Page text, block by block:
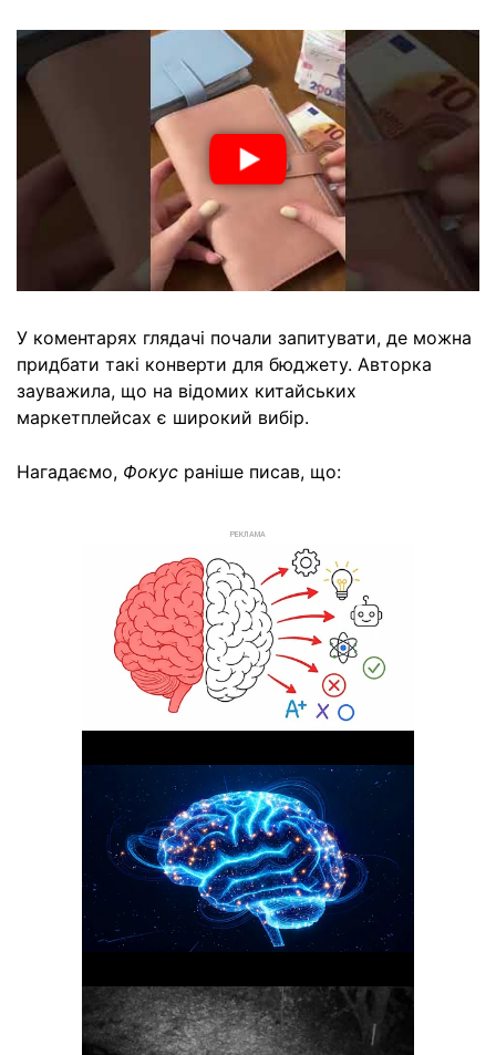
У коментарях глядачі почали запитувати, де можна
придбати такі конверти для бюджету. Авторка
зауважила, що на відомих китайських
маркетплейсах є широкий вибір.
Нагадаємо, Фокус раніше писав, що:
РЕКЛАМА